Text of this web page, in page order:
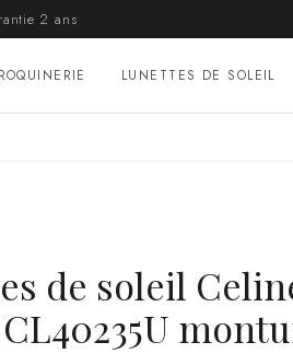
2 ans
LUNETTES DE SOLEIL
de soleil